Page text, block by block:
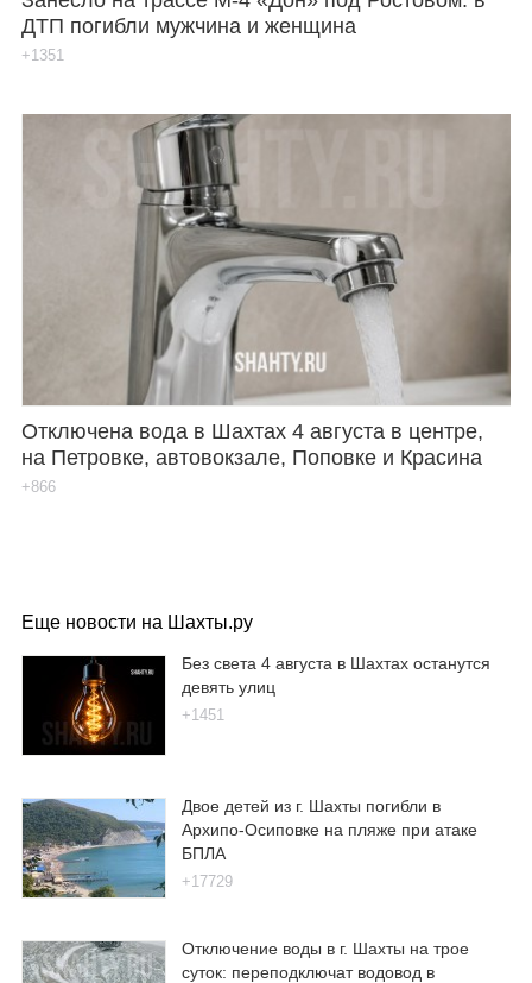
ДТП погибли мужчина и женщина
+1351
Отключена вода в Шахтах 4 августа в центре,
на Петровке, автовокзале, Поповке и Красина
+866
Еще новости на Шахты.ру
Без света 4 августа в Шахтах останутся
девять улиц
+1451
Двое детей из г. Шахты погибли в
Архипо-Осиповке на пляже при атаке
БПЛА
+17729
Отключение воды в г. Шахты на трое
суток: переподключат водовод в